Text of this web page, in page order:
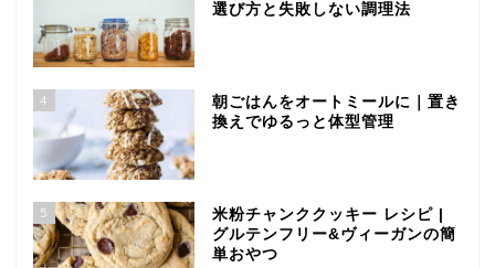
選び方と失敗しない調理法
4
朝ごはんをオートミールに｜置き
換えでゆるっと体型管理
5
米粉チャンククッキー レシピ |
グルテンフリー&ヴィーガンの簡
単おやつ